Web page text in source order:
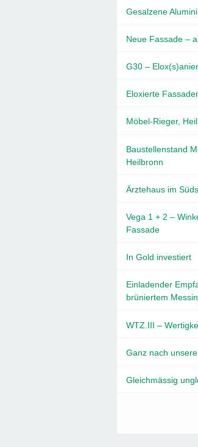
Gesalzene
Neue Fassade –
G30 –
Eloxierte
Möbel-Rieger,
Baustellenstand
Heilbronn
Ärztehaus im
Vega 1 + 2 –
Fassade
In Gold investiert
Einladender
brüniertem
WTZ.III –
Ganz nach
Gleichmässig